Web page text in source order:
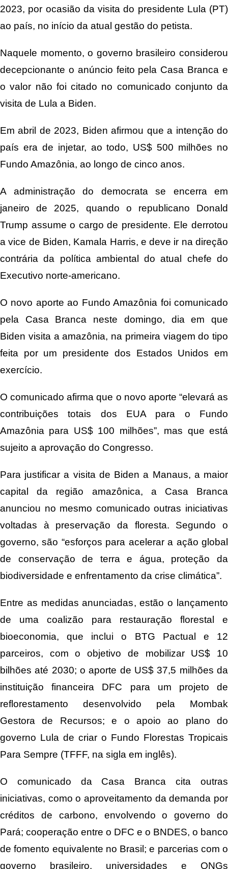
2023, por ocasião da visita do presidente Lula (PT)
ao país, no início da atual gestão do petista.
Naquele momento, o governo brasileiro considerou
decepcionante o anúncio feito pela Casa Branca e
o valor não foi citado no comunicado conjunto da
visita de Lula a Biden.
Em abril de 2023, Biden afirmou que a intenção do
país era de injetar, ao todo, US$ 500 milhões no
Fundo Amazônia, ao longo de cinco anos.
A administração do democrata se encerra em
janeiro de 2025, quando o republicano Donald
Trump assume o cargo de presidente. Ele derrotou
a vice de Biden, Kamala Harris, e deve ir na direção
contrária da política ambiental do atual chefe do
Executivo norte-americano.
O novo aporte ao Fundo Amazônia foi comunicado
pela Casa Branca neste domingo, dia em que
Biden visita a amazônia, na primeira viagem do tipo
feita por um presidente dos Estados Unidos em
exercício.
O comunicado afirma que o novo aporte “elevará as
contribuições totais dos EUA para o Fundo
Amazônia para US$ 100 milhões”, mas que está
sujeito a aprovação do Congresso.
Para justificar a visita de Biden a Manaus, a maior
capital da região amazônica, a Casa Branca
anunciou no mesmo comunicado outras iniciativas
voltadas à preservação da floresta. Segundo o
governo, são “esforços para acelerar a ação global
de conservação de terra e água, proteção da
biodiversidade e enfrentamento da crise climática”.
Entre as medidas anunciadas, estão o lançamento
de uma coalizão para restauração florestal e
bioeconomia, que inclui o BTG Pactual e 12
parceiros, com o objetivo de mobilizar US$ 10
bilhões até 2030; o aporte de US$ 37,5 milhões da
instituição financeira DFC para um projeto de
reflorestamento desenvolvido pela Mombak
Gestora de Recursos; e o apoio ao plano do
governo Lula de criar o Fundo Florestas Tropicais
Para Sempre (TFFF, na sigla em inglês).
O comunicado da Casa Branca cita outras
iniciativas, como o aproveitamento da demanda por
créditos de carbono, envolvendo o governo do
Pará; cooperação entre o DFC e o BNDES, o banco
de fomento equivalente no Brasil; e parcerias com o
governo brasileiro, universidades e ONGs